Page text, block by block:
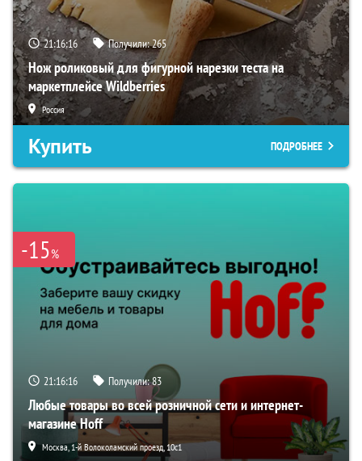
21:16:14 Получили:265
Нож роликовый для фигурной нарезки теста на
маркетплейсе Wildberries
Россия
Купить ПОДРОБНЕЕ
-15%
21:16:14 Получили:83
Любые товары во всей розничной сети и интернет-
магазине Hoff
Москва, 1-й Волоколамский проезд, 10с1